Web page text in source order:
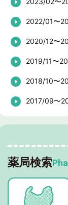
2022/01〜
2020/12〜
2019/11〜
2018/10〜
2017/09〜
薬局検索